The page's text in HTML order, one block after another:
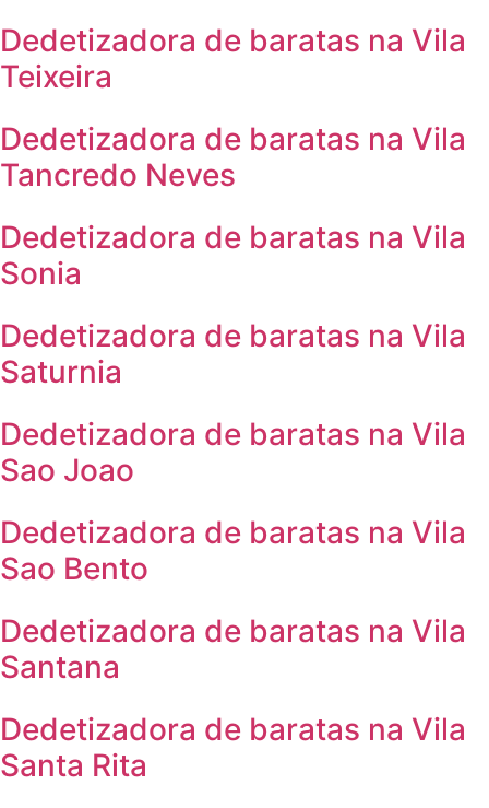
Dedetizadora de baratas na Vila
Teixeira
Dedetizadora de baratas na Vila
Tancredo Neves
Dedetizadora de baratas na Vila
Sonia
Dedetizadora de baratas na Vila
Saturnia
Dedetizadora de baratas na Vila
Sao Joao
Dedetizadora de baratas na Vila
Sao Bento
Dedetizadora de baratas na Vila
Santana
Dedetizadora de baratas na Vila
Santa Rita